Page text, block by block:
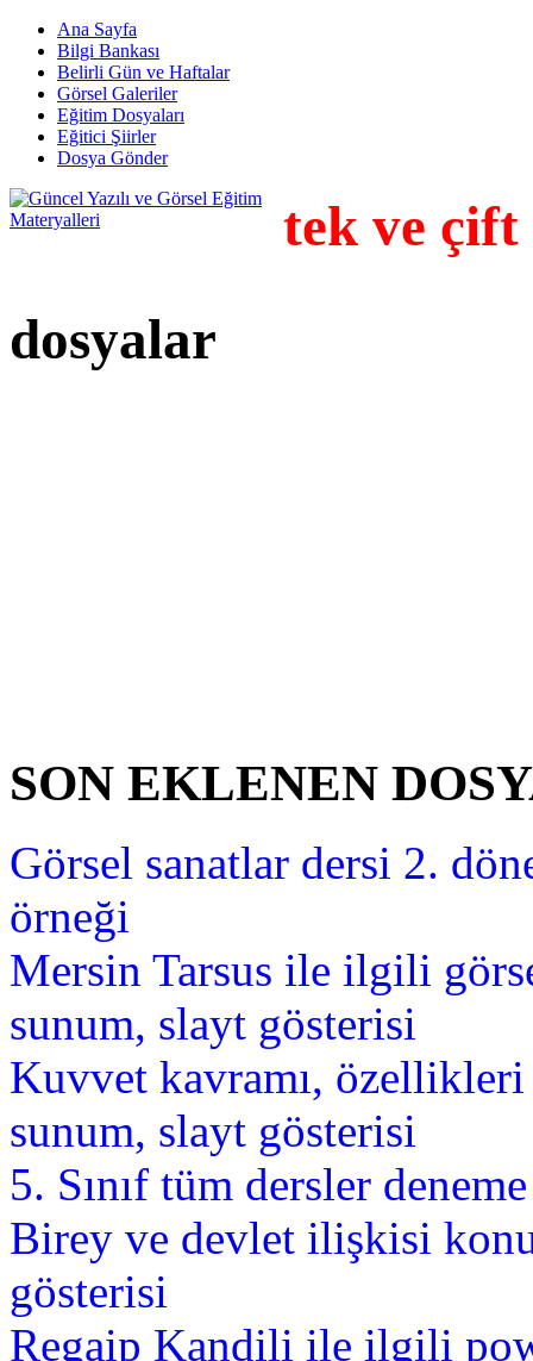
Ana Sayfa
Bilgi Bankası
Belirli Gün ve Haftalar
Görsel Galeriler
Eğitim Dosyaları
Eğitici Şiirler
Dosya Gönder
tek ve
dosyalar
SON EKLENEN
Görsel sanatlar dersi 2.
örneği
Mersin Tarsus ile ilgili
sunum, slayt gösterisi
Kuvvet kavramı,
sunum, slayt gösterisi
5. Sınıf tüm dersler
Birey ve devlet ilişkisi
gösterisi
Regaip Kandili ile ilgili